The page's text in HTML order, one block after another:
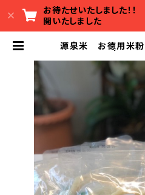
お待たせいたしました
開いたしました
源泉米 お徳用米粉